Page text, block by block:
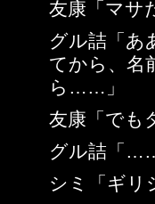
友康「マサ
グル詰「あ
てから、名
ら……」
友康「でも
グル詰「
シミ「ギリ